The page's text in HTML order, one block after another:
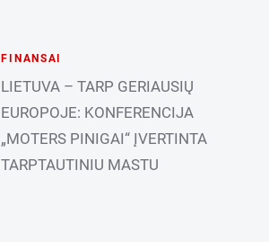
FINANSAI
LIETUVA – TARP GERIAUSIŲ
EUROPOJE: KONFERENCIJA
„MOTERS PINIGAI“ ĮVERTINTA
TARPTAUTINIU MASTU